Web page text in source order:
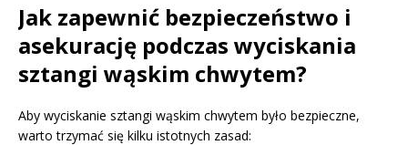
Jak zapewnić bezpieczeństwo i
asekurację podczas wyciskania
sztangi wąskim chwytem?
Aby wyciskanie sztangi wąskim chwytem było bezpieczne,
warto trzymać się kilku istotnych zasad: